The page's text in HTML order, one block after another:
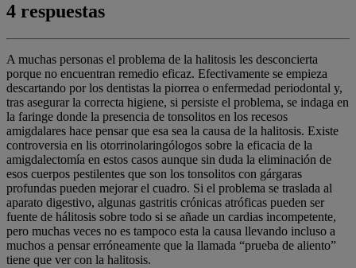
4 respuestas
A muchas personas el problema de la halitosis les desconcierta
porque no encuentran remedio eficaz. Efectivamente se empieza
descartando por los dentistas la piorrea o enfermedad periodontal y,
tras asegurar la correcta higiene, si persiste el problema, se indaga en
la faringe donde la presencia de tonsolitos en los recesos
amigdalares hace pensar que esa sea la causa de la halitosis. Existe
controversia en lis otorrinolaringólogos sobre la eficacia de la
amigdalectomía en estos casos aunque sin duda la eliminación de
esos cuerpos pestilentes que son los tonsolitos con gárgaras
profundas pueden mejorar el cuadro. Si el problema se traslada al
aparato digestivo, algunas gastritis crónicas atróficas pueden ser
fuente de hálitosis sobre todo si se añade un cardias incompetente,
pero muchas veces no es tampoco esta la causa llevando incluso a
muchos a pensar erróneamente que la llamada “prueba de aliento”
tiene que ver con la halitosis.